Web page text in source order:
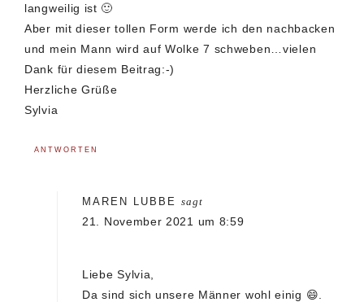
langweilig ist 🙂
Aber mit dieser tollen Form werde ich den nachbacken
und mein Mann wird auf Wolke 7 schweben…vielen
Dank für diesem Beitrag:-)
Herzliche Grüße
Sylvia
ANTWORTEN
MAREN LUBBE sagt
21. November 2021 um 8:59
Liebe Sylvia,
Da sind sich unsere Männer wohl einig 😄.